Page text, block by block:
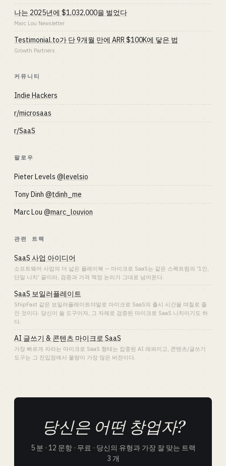
나는 2025년에 $1,032,000을 벌었다
Marc Lou Newsletter
Testimonial.to가 단 9개월 만에 ARR $100K에 닿은 법
Growth Partners
커뮤니티
Indie Hackers
r/microsaas
r/SaaS
팔로우
Pieter Levels @levelsio
Tony Dinh @tdinh_me
Marc Lou @marc_louvion
관련 트랙
SaaS 사업 아이디어
소프트웨어 사업의 더 넓은 플레이북 — 마이크로 SaaS는 같은 스펙트럼의 '1인,
단일 니치' 끝이라, 검증과 가격 책정 논리가 그대로 넘어온다.
SaaS 보일러플레이트
ShipFast 같은 보일러플레이트야말로 마이크로 SaaS의 출시 시간을 며칠로 줄
인 것이다. 당신이 쓸 도구이자, 그 자체로 검증된 마이크로 SaaS 니치이기도 하
다.
AI 글쓰기 & 콘텐츠 마이크로 SaaS
가장 빠르게 자라는 마이크로 SaaS 형태는 집중된 AI 래퍼이고, 콘텐츠/글쓰기
도구는 그 진입점에서 물량이 가장 많은 버전이다.
당신은 어떤 창업자?
5 분 · 12 문항 · 무료 · 당신의 유형과 가장 잘 맞는 트랙
3 개